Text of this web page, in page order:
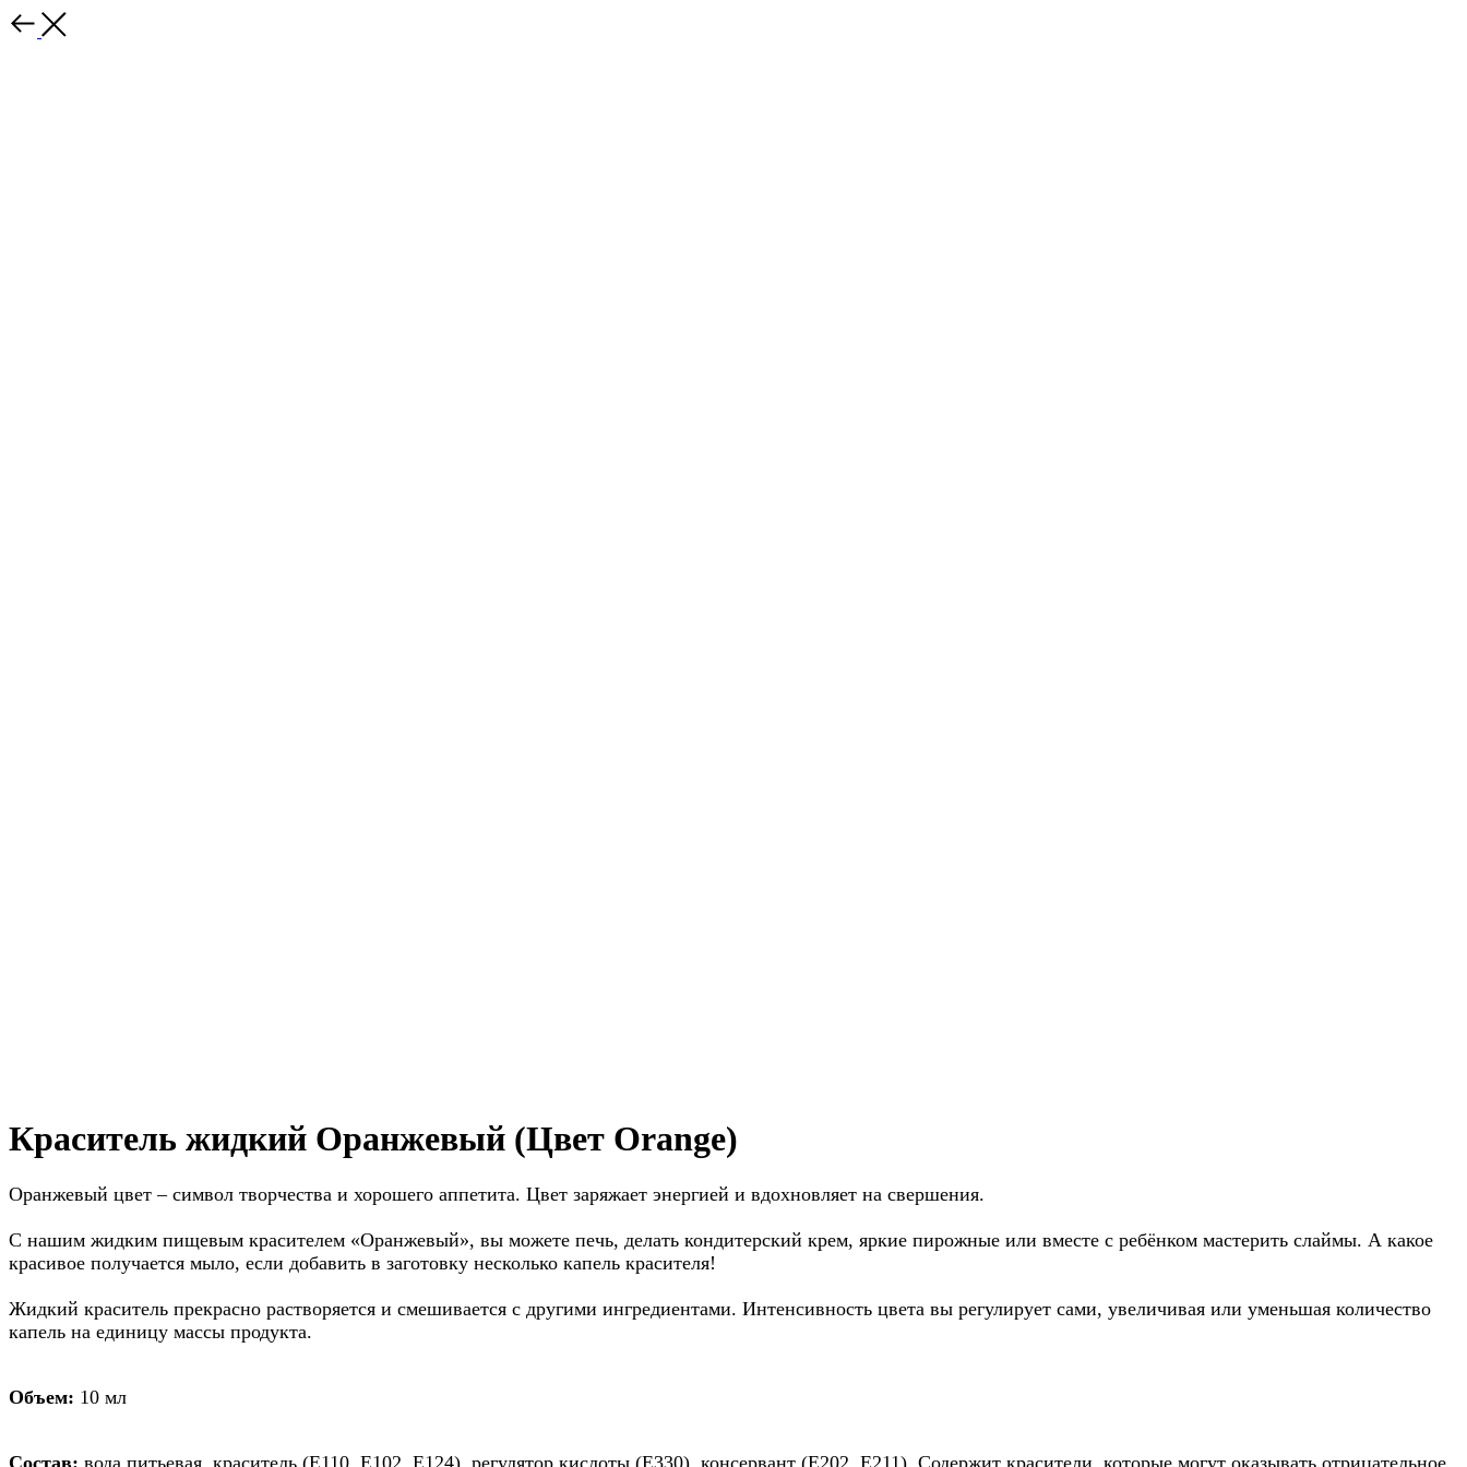
Краситель жидкий Оранжевый (Цвет Orange)
Оранжевый цвет – символ творчества и хорошего аппетита. Цвет заряжает энергией и вдохновляет на свершения.
С нашим жидким пищевым красителем «Оранжевый», вы можете печь, делать кондитерский крем, яркие пирожные или вместе с ребёнком мастерить слаймы. А какое
красивое получается мыло, если добавить в заготовку несколько капель красителя!
Жидкий краситель прекрасно растворяется и смешивается с другими ингредиентами. Интенсивность цвета вы регулирует сами, увеличивая или уменьшая количество
капель на единицу массы продукта.
Объем: 10 мл
Состав: вода питьевая, краситель (Е110, Е102, Е124), регулятор кислоты (Е330), консервант (Е202, Е211). Содержит красители, которые могут оказывать отрицательное